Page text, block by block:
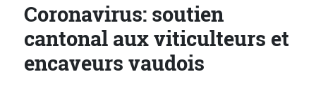
Coronavirus: soutien
cantonal aux viticulteurs et
encaveurs vaudois